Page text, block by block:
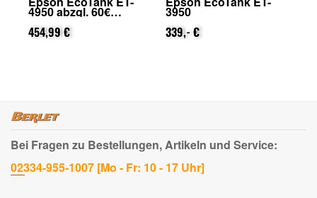
4950 abzgl. 60€
Cashback (von Epson
nach Registrierung)
454,99 €
3950
339,- €
Bei Fragen zu Bestellungen, Artikeln und Service:
02334-955-1007 [Mo - Fr: 10 - 17 Uhr]